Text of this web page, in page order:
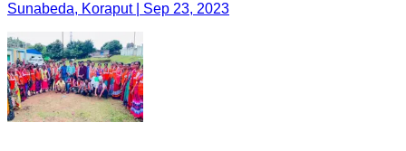
Sunabeda, Koraput | Sep 23, 2023